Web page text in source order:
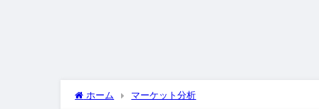
ホーム マーケット分析